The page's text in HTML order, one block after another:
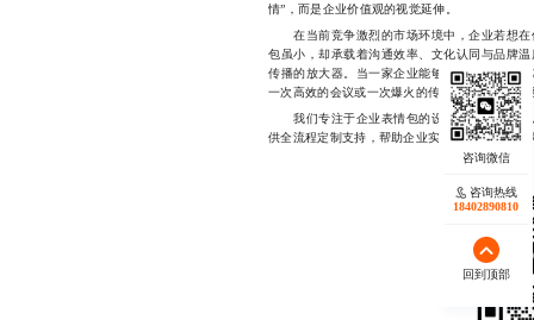
情”，而是企业价值观的视觉延伸。
在当前竞争激烈的市场环境中，企业若想在
包虽小，却承载着沟通效率、文化认同与品牌
传播的放大器。当一家企业能够将表情包融入
一次高效的会议或一次爆火的传播，而是一整套
我们专注于企业表情包的设计与落地服务，
供全流程定制支持，帮助企业实现沟通升级与品
咨询热线
18402890810
回到顶部